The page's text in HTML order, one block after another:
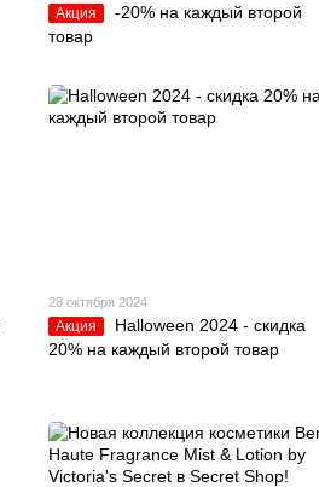
Акция
-20% на каждый второй
товар
28 октября 2024
Акция
Halloween 2024 - скидка
20% на каждый второй товар